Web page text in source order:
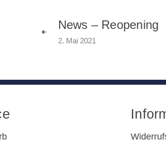
News – Reopening
2. Mai 2021